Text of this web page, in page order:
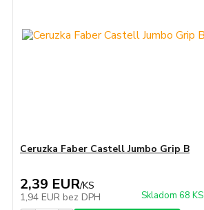
Ceruzka Faber Castell Jumbo Grip B
2,39 EUR/KS
1,94 EUR bez DPH Skladom 68 KS